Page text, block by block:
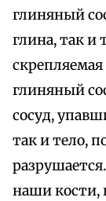
глиняный
глина, так и
глиняный
сосуд,
так и тело,
наши кости,